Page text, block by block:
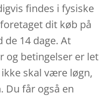
findes i fysiske
dit køb på
14 dage. At
og betingelser er let
skal være løgn,
Du får også en